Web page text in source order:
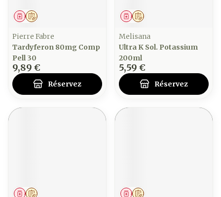
Sur prescription
Médicament
Pierre Fabre
Tardyferon 80mg Comp
Pell 30
9,89 €
Réservez
Sur prescription
Médicament
Melisana
Ultra K Sol. Potassium
200ml
5,59 €
Réservez
Sur prescription
Médicament Sur prescription
Médicament